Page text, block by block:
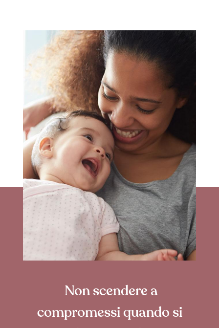
Non scendere a
compromessi quando si